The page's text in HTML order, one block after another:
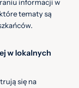
informacji w
tematy są
w lokalnych
się na